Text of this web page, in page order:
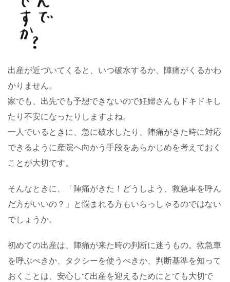
出産が近づいてくると、いつ破水するか、陣痛がくるかわ
かりません。
家でも、出先でも予想できないので妊婦さんもドキドキし
たり不安になったりしますよね。
一人でいるときに、急に破水したり、陣痛がきた時に対応
できるように産院へ向かう手段をあらかじめを考えておく
ことが大切です。
そんなときに、「陣痛がきた！どうしよう、救急車を呼ん
だ方がいいの？」と悩まれる方もいらっしゃるのではない
でしょうか。
初めての出産は、陣痛が来た時の判断に迷うもの。救急車
を呼ぶべきか、タクシーを使うべきか、判断基準を知って
おくことは、安心して出産を迎えるためにとても大切で